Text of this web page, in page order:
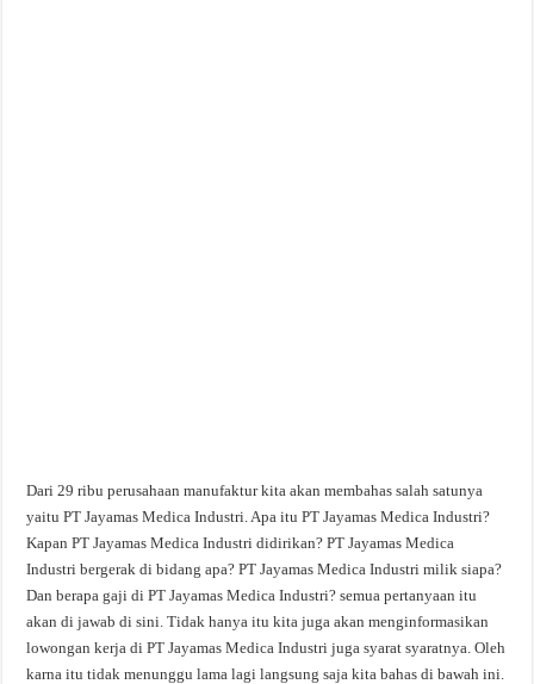
Dari 29 ribu perusahaan manufaktur kita akan membahas salah satunya
yaitu PT Jayamas Medica Industri. Apa itu PT Jayamas Medica Industri?
Kapan PT Jayamas Medica Industri didirikan? PT Jayamas Medica
Industri bergerak di bidang apa? PT Jayamas Medica Industri milik siapa?
Dan berapa gaji di PT Jayamas Medica Industri? semua pertanyaan itu
akan di jawab di sini. Tidak hanya itu kita juga akan menginformasikan
lowongan kerja di PT Jayamas Medica Industri juga syarat syaratnya. Oleh
karna itu tidak menunggu lama lagi langsung saja kita bahas di bawah ini.